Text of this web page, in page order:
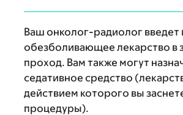
Ваш онколог-радиолог введет
обезболивающее лекарство в
проход. Вам также могут
седативное средство
действием которого вы
процедуры).